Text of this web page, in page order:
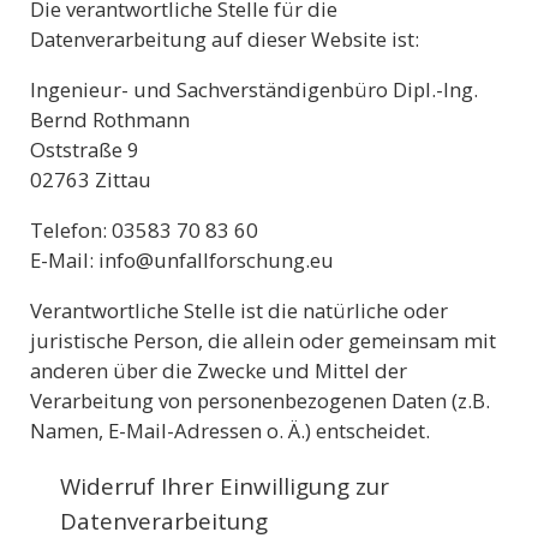
Die verantwortliche Stelle für die
Datenverarbeitung auf dieser Website ist:
Ingenieur- und Sachverständigenbüro Dipl.-Ing.
Bernd Rothmann
Oststraße 9
02763 Zittau
Telefon: 03583 70 83 60
E-Mail: info@unfallforschung.eu
Verantwortliche Stelle ist die natürliche oder
juristische Person, die allein oder gemeinsam mit
anderen über die Zwecke und Mittel der
Verarbeitung von personenbezogenen Daten (z.B.
Namen, E-Mail-Adressen o. Ä.) entscheidet.
Widerruf Ihrer Einwilligung zur
Datenverarbeitung